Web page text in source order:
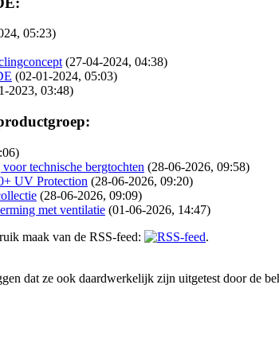
05:23)
(27-04-2024, 04:38)
(02-01-2024, 05:03)
2023, 03:48)
technische bergtochten (28-06-2026, 09:58)
UV Protection (28-06-2026, 09:20)
(28-06-2026, 09:09)
met ventilatie (01-06-2026, 14:47)
maak van de RSS-feed:
.
dat ze ook daardwerkelijk zijn uitgetest door de